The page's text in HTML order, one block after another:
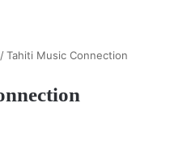
/ Tahiti Music Connection